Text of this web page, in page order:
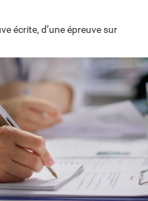
écrite, d’une épreuve sur